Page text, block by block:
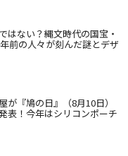
はない？縄文時代の国宝・
前の人々が刻んだ謎とデザ
が『鳩の日』（8月10日）
表！今年はシリコンポーチ